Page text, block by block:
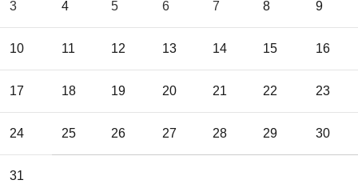
3 4 5 6 7 8 9
10 11 12 13 14 15 16
17 18 19 20 21 22 23
24 25 26 27 28 29 30
31